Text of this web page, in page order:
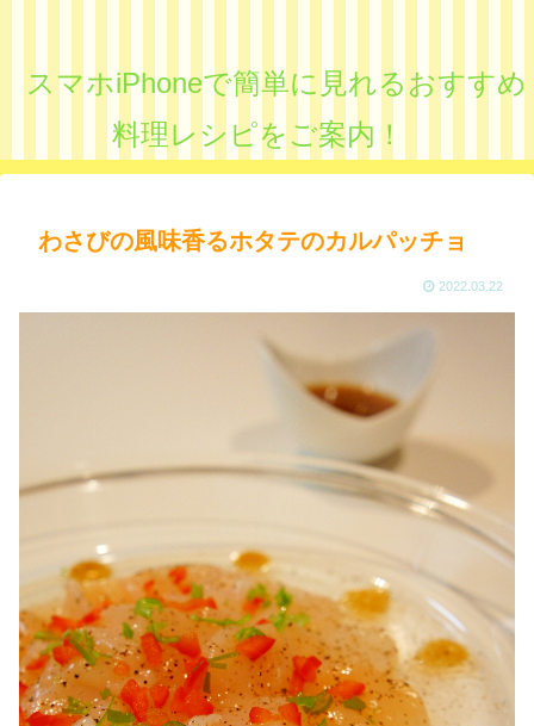
スマホiPhoneで簡単に見れるおすすめ
料理レシピをご案内！
わさびの風味香るホタテのカルパッチョ
2022.03.22